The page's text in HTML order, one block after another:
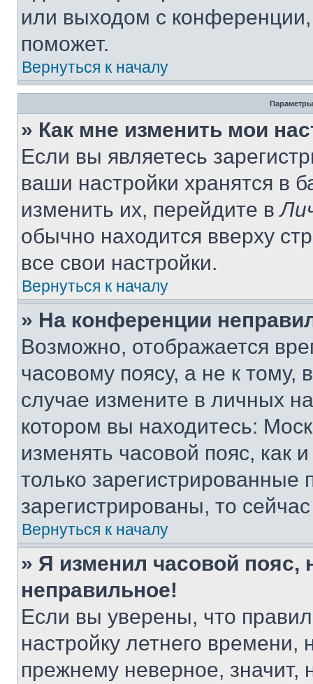
или выходом с
поможет.
Вернуться к началу
Параметры
» Как мне изменить мои
Если вы являетесь
ваши настройки хранятся в
изменить их, перейдите в
обычно находится вверху
все свои настройки.
Вернуться к началу
» На конференции
Возможно, отображается
часовому поясу, а не к тому,
случае измените в личных
котором вы находитесь:
изменять часовой пояс, как
только
зарегистрированы, то
Вернуться к началу
» Я изменил часовой пояс,
неправильное!
Если вы уверены, что
настройку летнего
прежнему неверное, значит,